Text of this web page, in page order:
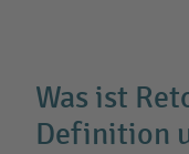
Was ist
Definition